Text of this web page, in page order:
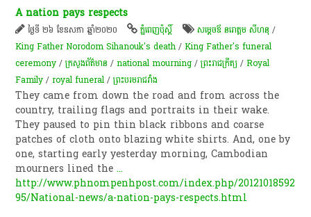
A nation pays respects
ថ្ងៃទី ២៦ ខែឧសភា ឆ្នាំ២០២០ ភ្នំពេញប៉ុស្តិ៍ សម្ដេចឪ នរោត្តម សីហនុ /
King Father Norodom Sihanouk's death /King Father's funeral
ceremony /ក្រសួងព័ត៌មាន /national mourning /ព្រះរាជក្រឹត្យ /Royal
Family /royal funeral /ព្រះ​បរម​រាជវាំង​
They came from down the road and from across the
country, trailing flags and portraits in their wake.
They paused to pin thin black ribbons and coarse
patches of cloth onto blazing white shirts. And, one by
one, starting early yesterday morning, Cambodian
mourners lined the...
http://www.phnompenhpost.com/index.php/20121018592
95/National-news/a-nation-pays-respects.html